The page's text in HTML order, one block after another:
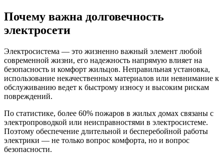
Почему важна долговечность
электросети
Электросистема — это жизненно важный элемент любой
современной жизни, его надежность напрямую влияет на
безопасность и комфорт жильцов. Неправильная установка,
использование некачественных материалов или невнимание к
обслуживанию ведет к быстрому износу и высоким рискам
повреждений.
По статистике, более 60% пожаров в жилых домах связаны с
электропроводкой или неисправностями в электросистеме.
Поэтому обеспечение длительной и бесперебойной работы
электрики — не только вопрос комфорта, но и вопрос
безопасности.